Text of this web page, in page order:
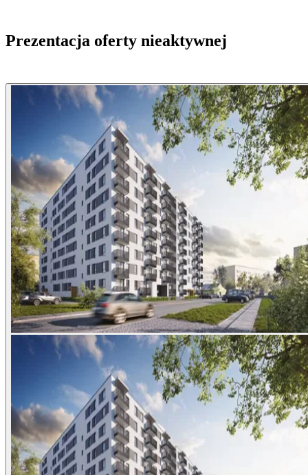
Prezentacja oferty nieaktywnej